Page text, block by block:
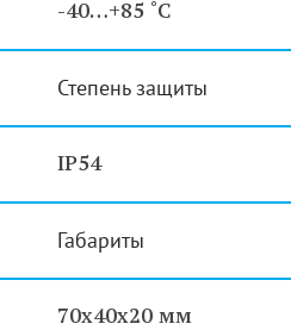
-40…+85 ˚С
Степень защиты
IP54
Габариты
70x40x20 мм